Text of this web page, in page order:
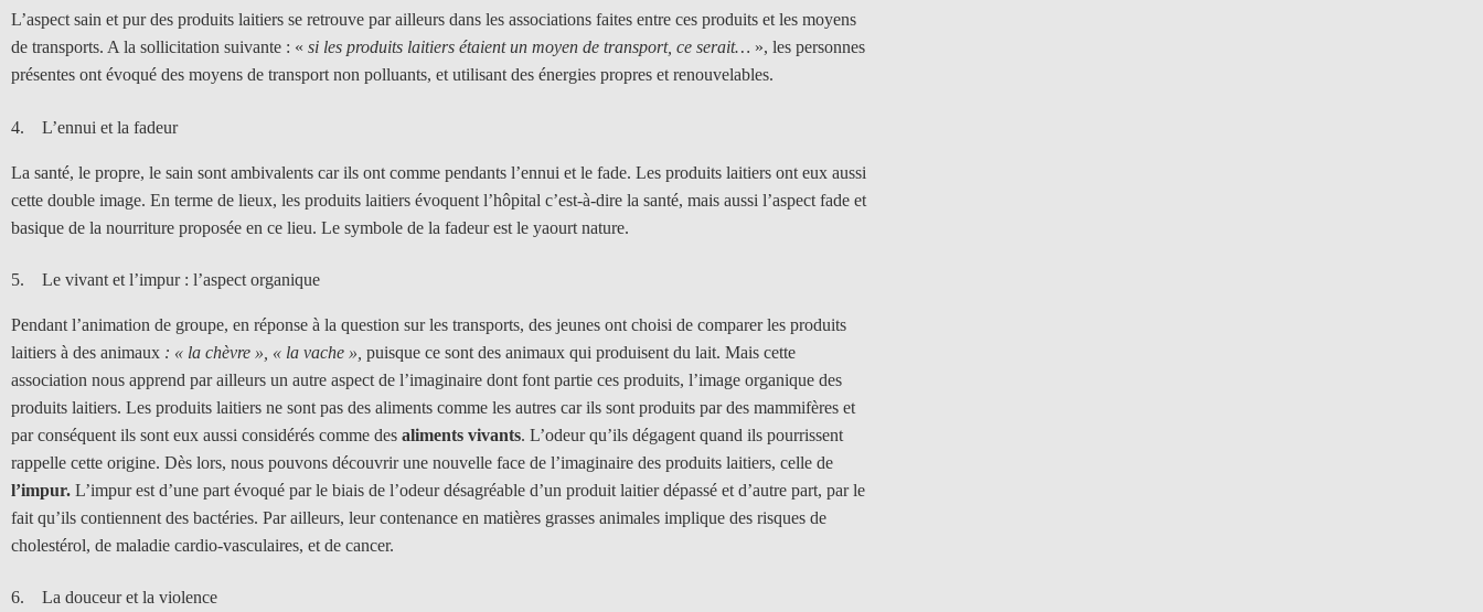
L’aspect sain et pur des produits laitiers se retrouve par ailleurs dans les associations faites entre ces produits et les moyens
de transports. A la sollicitation suivante : « si les produits laitiers étaient un moyen de transport, ce serait… », les personnes
présentes ont évoqué des moyens de transport non polluants, et utilisant des énergies propres et renouvelables.
4. L’ennui et la fadeur
La santé, le propre, le sain sont ambivalents car ils ont comme pendants l’ennui et le fade. Les produits laitiers ont eux aussi
cette double image. En terme de lieux, les produits laitiers évoquent l’hôpital c’est-à-dire la santé, mais aussi l’aspect fade et
basique de la nourriture proposée en ce lieu. Le symbole de la fadeur est le yaourt nature.
5. Le vivant et l’impur : l’aspect organique
Pendant l’animation de groupe, en réponse à la question sur les transports, des jeunes ont choisi de comparer les produits
laitiers à des animaux : « la chèvre », « la vache », puisque ce sont des animaux qui produisent du lait. Mais cette
association nous apprend par ailleurs un autre aspect de l’imaginaire dont font partie ces produits, l’image organique des
produits laitiers. Les produits laitiers ne sont pas des aliments comme les autres car ils sont produits par des mammifères et
par conséquent ils sont eux aussi considérés comme des aliments vivants. L’odeur qu’ils dégagent quand ils pourrissent
rappelle cette origine. Dès lors, nous pouvons découvrir une nouvelle face de l’imaginaire des produits laitiers, celle de
l’impur. L’impur est d’une part évoqué par le biais de l’odeur désagréable d’un produit laitier dépassé et d’autre part, par le
fait qu’ils contiennent des bactéries. Par ailleurs, leur contenance en matières grasses animales implique des risques de
cholestérol, de maladie cardio-vasculaires, et de cancer.
6. La douceur et la violence